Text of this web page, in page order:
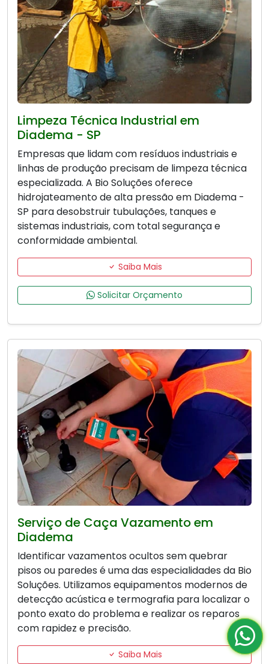
Limpeza Técnica Industrial em
Diadema - SP
Empresas que lidam com resíduos industriais e
linhas de produção precisam de limpeza técnica
especializada. A Bio Soluções oferece
hidrojateamento de alta pressão em Diadema -
SP para desobstruir tubulações, tanques e
sistemas industriais, com total segurança e
conformidade ambiental.
Saiba Mais
Solicitar Orçamento
Serviço de Caça Vazamento em
Diadema
Identificar vazamentos ocultos sem quebrar
pisos ou paredes é uma das especialidades da Bio
Soluções. Utilizamos equipamentos modernos de
detecção acústica e termografia para localizar o
ponto exato do problema e realizar os reparos
com rapidez e precisão.
Saiba Mais